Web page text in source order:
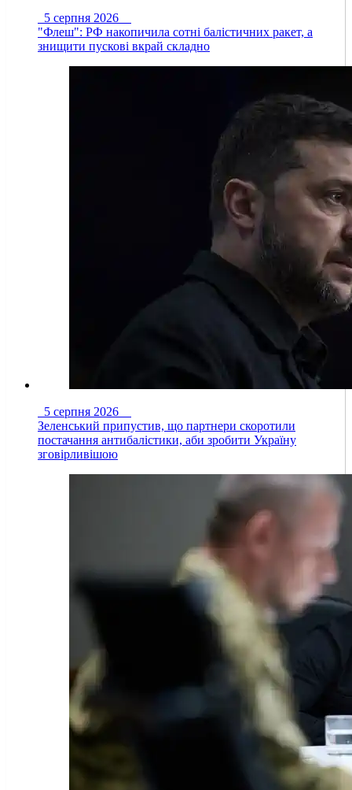
5 серпня 2026
"Флеш": РФ накопичила сотні балістичних ракет, а
знищити пускові вкрай складно
5 серпня 2026
Зеленський припустив, що партнери скоротили
постачання антибалістики, аби зробити Україну
зговірливішою